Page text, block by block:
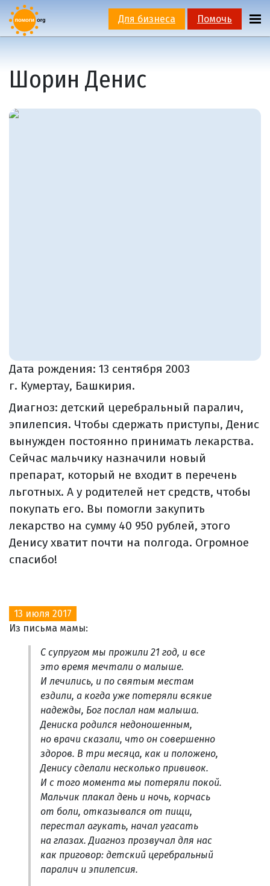
Для бизнеса Помочь
Шорин Денис
Дата рождения: 13 сентября 2003
г. Кумертау, Башкирия.
Диагноз: детский церебральный паралич,
эпилепсия. Чтобы сдержать приступы, Денис
вынужден постоянно принимать лекарства.
Сейчас мальчику назначили новый
препарат, который не входит в перечень
льготных. А у родителей нет средств, чтобы
покупать его. Вы помогли закупить
лекарство на сумму 40 950 рублей, этого
Денису хватит почти на полгода. Огромное
спасибо!
13 июля 2017
Из письма мамы:
С супругом мы прожили 21 год, и все
это время мечтали о малыше.
И лечились, и по святым местам
ездили, а когда уже потеряли всякие
надежды, Бог послал нам малыша.
Дениска родился недоношенным,
но врачи сказали, что он совершенно
здоров. В три месяца, как и положено,
Денису сделали несколько прививок.
И с того момента мы потеряли покой.
Мальчик плакал день и ночь, корчась
от боли, отказывался от пищи,
перестал агукать, начал угасать
на глазах. Диагноз прозвучал для нас
как приговор: детский церебральный
паралич и эпилепсия.